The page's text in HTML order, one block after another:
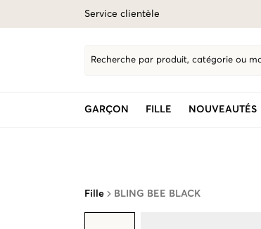
Service clientèle
Recherche par produit, catégorie ou
GARÇON FILLE NOUVEAUTÉS
Fille BLING BEE BLACK